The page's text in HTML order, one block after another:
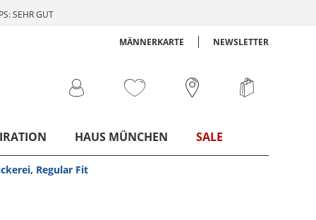
SEHR GUT
MÄNNERKARTE NEWSLETTER
HAUS MÜNCHEN SALE
Regular Fit